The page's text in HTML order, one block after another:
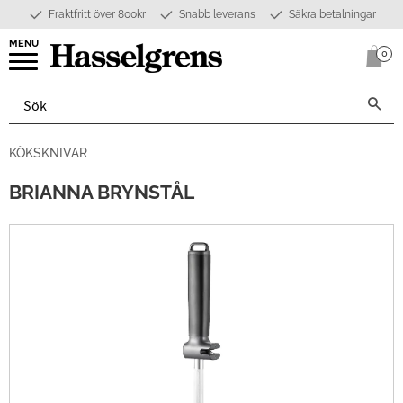
Meny
Fraktfritt över 800kr Snabb leverans Säkra betalningar
0
KÖKSKNIVAR
BRIANNA BRYNSTÅL